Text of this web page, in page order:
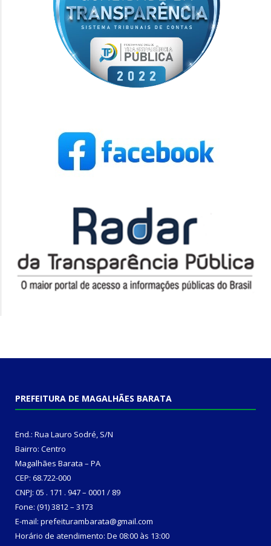
PREFEITURA DE MAGALHÃES BARATA
End.: Rua Lauro Sodré, S/N
Bairro: Centro
Magalhães Barata – PA
CEP: 68.722-000
CNPJ: 05 . 171 . 947 – 0001 / 89
Fone: (91) 3812 – 3173
E-mail: prefeiturambarata@gmail.com
Horário de atendimento: De 08:00 às 13:00